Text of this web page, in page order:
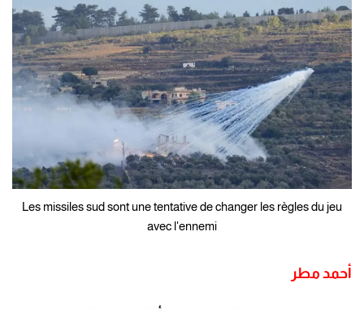
Les missiles sud sont une tentative de changer les règles du jeu
avec l'ennemi
أحمد مطر